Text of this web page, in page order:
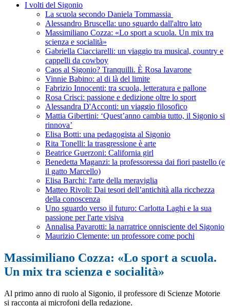
I volti del Sigonio
La scuola secondo Daniela Tommassia
Alessandro Bruscella: uno sguardo dall'altro lato
Massimiliano Cozza: «Lo sport a scuola. Un mix tra
scienza e socialità»
Gabriella Ciacciarelli: un viaggio tra musical, country e
cappelli da cowboy
Caos al Sigonio? Tranquilli. È Rosa Iavarone
Vinnie Babino: al di là del limite
Fabrizio Innocenti: tra scuola, letteratura e pallone
Rosa Crisci: passione e dedizione oltre lo sport
Alessandra D'Acconti: un viaggio filosofico
Mattia Gibertini: ‘Quest’anno cambia tutto, il Sigonio si
rinnova’
Elisa Botti: una pedagogista al Sigonio
Rita Tonelli: la trasgressione è arte
Beatrice Guerzoni: California girl
Benedetta Maganzi: la professoressa dai fiori pastello (e
il gatto Marcello)
Elisa Barchi: l'arte della meraviglia
Matteo Rivoli: Dai tesori dell’antichità alla ricchezza
della conoscenza
Uno sguardo verso il futuro: Carlotta Laghi e la sua
passione per l'arte visiva
Annalisa Pavarotti: la narratrice onnisciente del Sigonio
Maurizio Clemente: un professore come pochi
Massimiliano Cozza: «Lo sport a scuola.
Un mix tra scienza e socialità»
Al primo anno di ruolo al Sigonio, il professore di Scienze Motorie
si racconta ai microfoni della redazione.